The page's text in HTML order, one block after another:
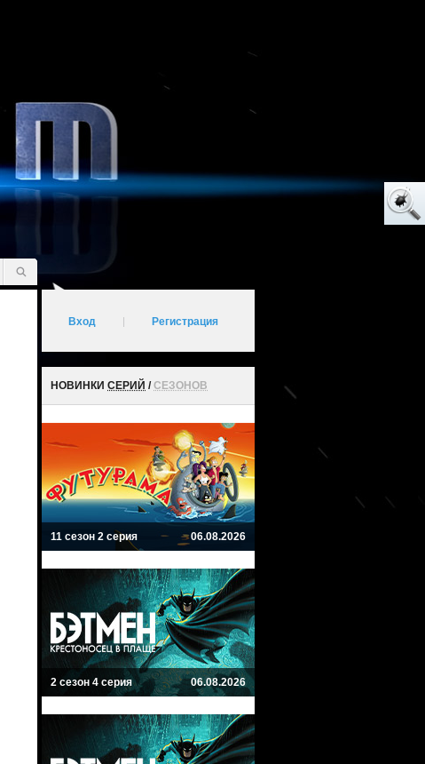
Вход Регистрация
НОВИНКИ СЕРИЙ /СЕЗОНОВ
11 сезон 2 серия 06.08.2026
2 сезон 4 серия 06.08.2026